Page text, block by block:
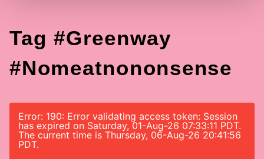
Tag #greenway
#nomeatnononsense
Error: 190: Error validating access token: Session
has expired on Saturday, 01-Aug-26 07:33:11 PDT.
The current time is Thursday, 06-Aug-26 20:41:56
PDT.